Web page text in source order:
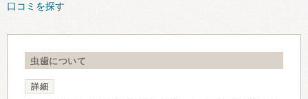
口コミを探す
虫歯について
詳細